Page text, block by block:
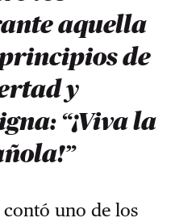
aquella
de
y
“¡Viva la
contó uno de los